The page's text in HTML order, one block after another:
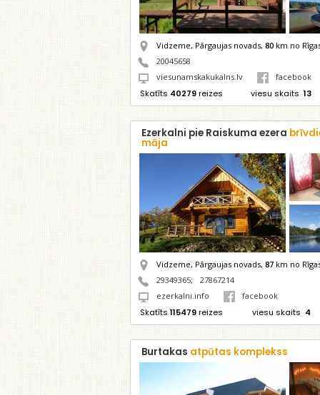
Vidzeme, Pārgaujas novads, 80 km no
20045658
viesunamskakukalns.lv
facebook
Skatīts 40279reizes viesu skaits 13
Ezerkalni pie Raiskuma ezera
māja
Vidzeme, Pārgaujas novads, 87 km no
29349365;
27867214
ezerkalni.info
facebook
Skatīts 115479reizes viesu skaits 4
Burtakas atpūtas komplekss